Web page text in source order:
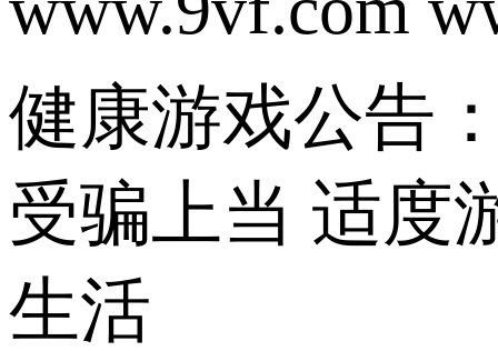
健康游戏公告
受骗上当 适度
生活